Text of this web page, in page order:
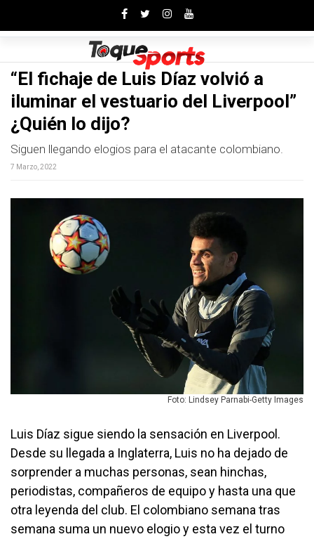
“El fichaje de Luis Díaz volvió a
iluminar el vestuario del Liverpool”
¿Quién lo dijo?
Siguen llegando elogios para el atacante colombiano.
7 Marzo, 2022
Foto: Lindsey Parnabi-Getty Images
Luis Díaz sigue siendo la sensación en Liverpool.
Desde su llegada a Inglaterra, Luis no ha dejado de
sorprender a muchas personas, sean hinchas,
periodistas, compañeros de equipo y hasta una que
otra leyenda del club. El colombiano semana tras
semana suma un nuevo elogio y esta vez el turno